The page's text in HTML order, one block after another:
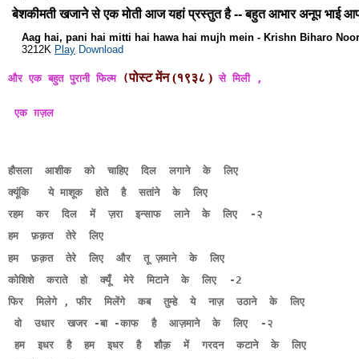
बेशकीमती खजाने से एक मोती आज यहां प्रस्तुत है -- बहुत आभार अनूप भाई
Aag hai, pani hai mitti hai hawa hai mujh mein - Krishn Biharo
3212K Play Download
और एक बहुत पुरानी फिल्म (पोस्ट मेंन (१९३८ ) से मिली ,
एक ग़ज़ल
हौसला  आशीक  को  चाहिए  दिल  लगाने  के  लिए
क्यूंकि   ये माशूक  होते  है  सतांने  के  लिए
रहम  कर  दिल  में  ज़रा  इन्साफ  लाने  के  लिए  -२
हम  फ़क़त  तेरे  लिए
हम  फ़क़त  तेरे  लिए  और  तू ज़माने  के  लिए
कोशिशे  कराते  हो  क्यूँ  मेरे  मिटाने  के  लिए  -2
फिर  मिलेगे , फीर  मिलेंगे  कब  तुम्हे  ये  नाज़  उठाने  के  लिए
वो  उधार  खजर -बा -काफ  है  आज़माने  के  लिए  -२
हम  इधर  है  हम  इधर  है  शौक़  में  गरदन  कटाने  के  लिए